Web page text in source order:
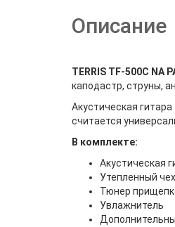
Описание
TERRIS TF-500С NA
каподастр, струны,
Акустическая гитара
считается
В комплекте:
Акустическая
Утепленный
Тюнер
Увлажнитель